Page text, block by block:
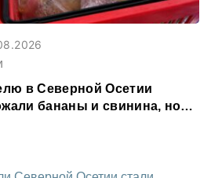
в Северной Осетии
бананы и свинина, но